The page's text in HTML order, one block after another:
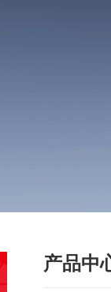
产品中